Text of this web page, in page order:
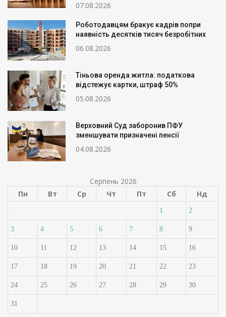
07.08.2026
Роботодавцям бракує кадрів попри
наявність десятків тисяч безробітних
06.08.2026
Тіньова оренда житла: податкова
відстежує картки, штраф 50%
05.08.2026
Верховний Суд заборонив ПФУ
зменшувати призначені пенсії
04.08.2026
Серпень 2026
Пн
Вт Ср Чт Пт Сб Нд
1 2
3 4 5 6 7 8 9
10 11 12 13 14 15 16
17 18 19 20 21 22 23
24 25 26 27 28 29 30
31